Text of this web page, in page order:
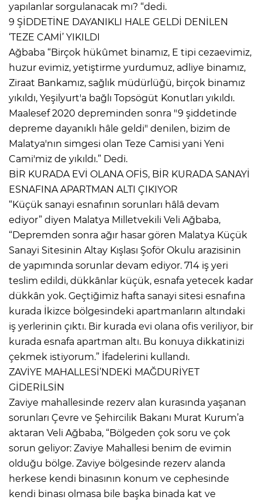
yapılanlar sorgulanacak mı? “dedi.
9 ŞİDDETİNE DAYANIKLI HALE GELDİ DENİLEN
‘TEZE CAMİ’ YIKILDI
Ağbaba “Birçok hükûmet binamız, E tipi cezaevimiz,
huzur evimiz, yetiştirme yurdumuz, adliye binamız,
Ziraat Bankamız, sağlık müdürlüğü, birçok binamız
yıkıldı, Yeşilyurt'a bağlı Topsögüt Konutları yıkıldı.
Maalesef 2020 depreminden sonra "9 şiddetinde
depreme dayanıklı hâle geldi" denilen, bizim de
Malatya'nın simgesi olan Teze Camisi yani Yeni
Cami'miz de yıkıldı.” Dedi.
BİR KURADA EVİ OLANA OFİS, BİR KURADA SANAYİ
ESNAFINA APARTMAN ALTI ÇIKIYOR
“Küçük sanayi esnafının sorunları hâlâ devam
ediyor” diyen Malatya Milletvekili Veli Ağbaba,
“Depremden sonra ağır hasar gören Malatya Küçük
Sanayi Sitesinin Altay Kışlası Şoför Okulu arazisinin
de yapımında sorunlar devam ediyor. 714 iş yeri
teslim edildi, dükkânlar küçük, esnafa yetecek kadar
dükkân yok. Geçtiğimiz hafta sanayi sitesi esnafına
kurada İkizce bölgesindeki apartmanların altındaki
iş yerlerinin çıktı. Bir kurada evi olana ofis veriliyor, bir
kurada esnafa apartman altı. Bu konuya dikkatinizi
çekmek istiyorum.” İfadelerini kullandı.
ZAVİYE MAHALLESİ’NDEKİ MAĞDURİYET
GİDERİLSİN
Zaviye mahallesinde rezerv alan kurasında yaşanan
sorunları Çevre ve Şehircilik Bakanı Murat Kurum’a
aktaran Veli Ağbaba, “Bölgeden çok soru ve çok
sorun geliyor: Zaviye Mahallesi benim de evimin
olduğu bölge. Zaviye bölgesinde rezerv alanda
herkese kendi binasının konum ve cephesinde
kendi binası olmasa bile başka binada kat ve